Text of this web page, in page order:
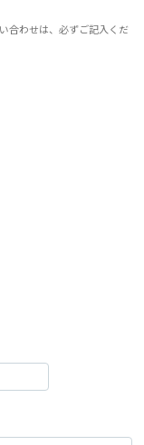
合わせは、必ずご記入くだ